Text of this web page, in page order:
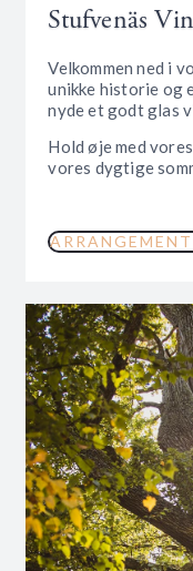
Stufvenäs
Velkommen ned i
unikke historie og
nyde et godt glas
Hold øje med
vores dygtige